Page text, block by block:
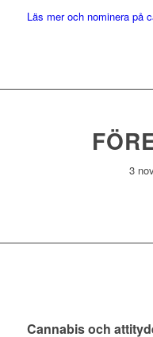
Läs mer och nominera på
3
Cannabis och